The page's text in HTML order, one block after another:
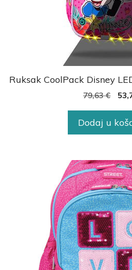
Ruksak CoolPack Disney
79,63€
Dodaj u